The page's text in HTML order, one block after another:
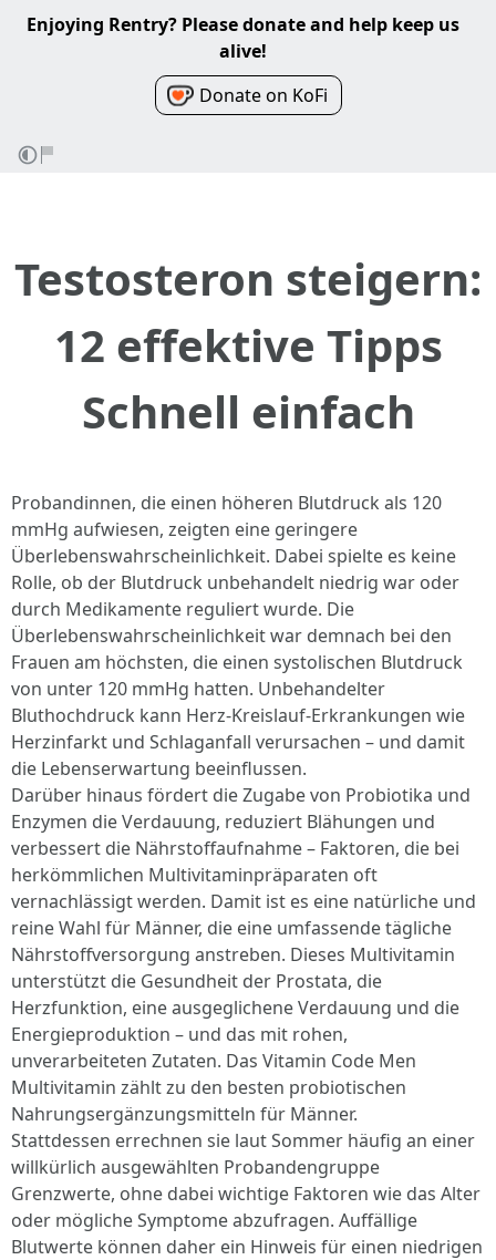
Enjoying Rentry? Please donate and help keep us
alive!
Donate on KoFi
Testosteron steigern:
12 effektive Tipps
Schnell einfach
Probandinnen, die einen höheren Blutdruck als 120
mmHg aufwiesen, zeigten eine geringere
Überlebenswahrscheinlichkeit. Dabei spielte es keine
Rolle, ob der Blutdruck unbehandelt niedrig war oder
durch Medikamente reguliert wurde. Die
Überlebenswahrscheinlichkeit war demnach bei den
Frauen am höchsten, die einen systolischen Blutdruck
von unter 120 mmHg hatten. Unbehandelter
Bluthochdruck kann Herz-Kreislauf-Erkrankungen wie
Herzinfarkt und Schlaganfall verursachen – und damit
die Lebenserwartung beeinflussen.
Darüber hinaus fördert die Zugabe von Probiotika und
Enzymen die Verdauung, reduziert Blähungen und
verbessert die Nährstoffaufnahme – Faktoren, die bei
herkömmlichen Multivitaminpräparaten oft
vernachlässigt werden. Damit ist es eine natürliche und
reine Wahl für Männer, die eine umfassende tägliche
Nährstoffversorgung anstreben. Dieses Multivitamin
unterstützt die Gesundheit der Prostata, die
Herzfunktion, eine ausgeglichene Verdauung und die
Energieproduktion – und das mit rohen,
unverarbeiteten Zutaten. Das Vitamin Code Men
Multivitamin zählt zu den besten probiotischen
Nahrungsergänzungsmitteln für Männer.
Stattdessen errechnen sie laut Sommer häufig an einer
willkürlich ausgewählten Probandengruppe
Grenzwerte, ohne dabei wichtige Faktoren wie das Alter
oder mögliche Symptome abzufragen. Auffällige
Blutwerte können daher ein Hinweis für einen niedrigen